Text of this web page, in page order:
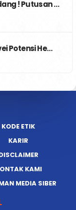
! Putusan …
Potensi He…
KODE ETIK
KARIR
KAMI
MEDIA SIBER